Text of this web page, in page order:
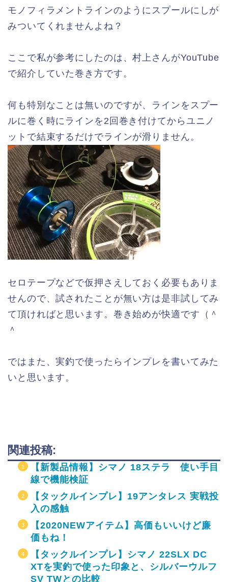
モノフィラメントラインのようにスプールにしが
みついてくれませんよね？
ここで私が参考にしたのは、村上さんがYouTube
で紹介していた巻き方です。
何も特別なことは無いのですが、ラインをスプー
ルに巻く時にラインを2回巻き付けてからユニノ
ットで結束するだけでラインが滑りません。
セロテープなどで仮押さえしておく必要もありま
せんので、試されたことが無い方は是非試してみ
て頂ければと思います。巻き始めが快適です（＾
＾
ではまた、実釣で使ったらインプレを書いてみた
いと思います。
関連投稿:
【新製品情報】シマノ 18ステラ 使い手目
線で機能検証
【タックルインプレ】19アンタレス 実戦投
入の感触
【2020NEWアイテム】高価もいいけど廉
価もね！
【タックルインプレ】シマノ 22SLX DC
XTを実釣で使った印象と、シルバーウルフ
SV TWとの比較